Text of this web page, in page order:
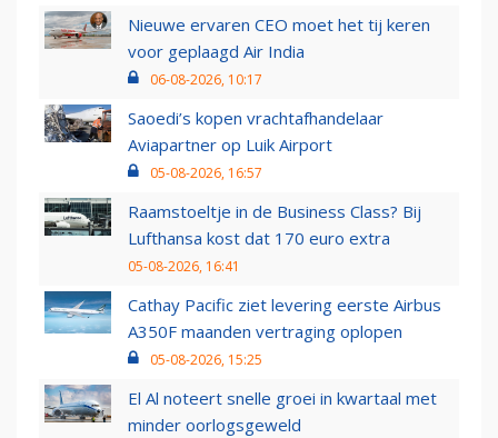
Nieuwe ervaren CEO moet het tij keren
voor geplaagd Air India
06-08-2026, 10:17
Saoedi’s kopen vrachtafhandelaar
Aviapartner op Luik Airport
05-08-2026, 16:57
Raamstoeltje in de Business Class? Bij
Lufthansa kost dat 170 euro extra
05-08-2026, 16:41
Cathay Pacific ziet levering eerste Airbus
A350F maanden vertraging oplopen
05-08-2026, 15:25
El Al noteert snelle groei in kwartaal met
minder oorlogsgeweld